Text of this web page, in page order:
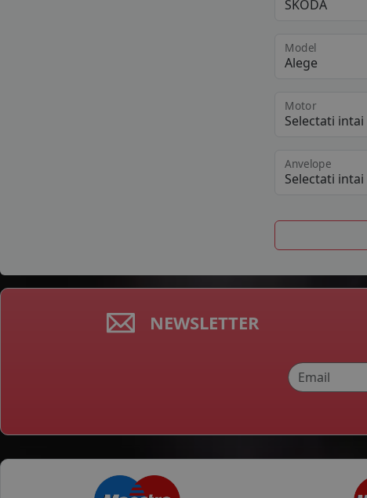
Model
Motor
Anvelope
NEWSLETTER